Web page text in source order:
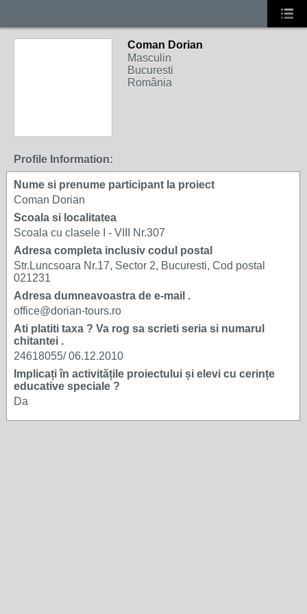
Coman Dorian
Masculin
Bucuresti
România
Profile Information:
Nume si prenume participant la proiect
Coman Dorian
Scoala si localitatea
Scoala cu clasele I - VIII Nr.307
Adresa completa inclusiv codul postal
Str.Luncsoara Nr.17, Sector 2, Bucuresti, Cod postal
021231
Adresa dumneavoastra de e-mail .
office@dorian-tours.ro
Ati platiti taxa ? Va rog sa scrieti seria si numarul
chitantei .
24618055/ 06.12.2010
Implicați în activitățile proiectului și elevi cu cerințe
educative speciale ?
Da